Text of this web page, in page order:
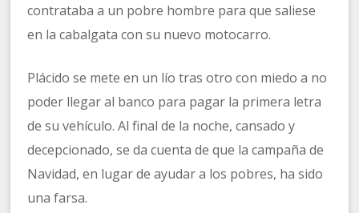
contrataba a un pobre hombre para que saliese
en la cabalgata con su nuevo motocarro.
Plácido se mete en un lío tras otro con miedo a no
poder llegar al banco para pagar la primera letra
de su vehículo. Al final de la noche, cansado y
decepcionado, se da cuenta de que la campaña de
Navidad, en lugar de ayudar a los pobres, ha sido
una farsa.